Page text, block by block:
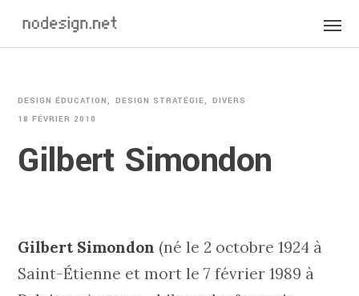
DESIGN ÉDUCATION DESIGN STRATÉGIE
DIVERS
18 FÉVRIER 2010
Gilbert Simondon
Gilbert Simondon (né le 2 octobre 1924 à
Saint-Étienne et mort le 7 février 1989 à